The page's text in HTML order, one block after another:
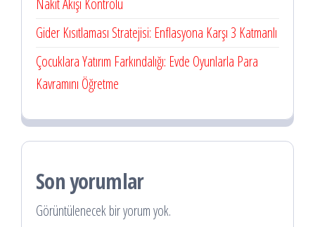
Nakit Akışı Kontrolü
Gider Kısıtlaması Stratejisi: Enflasyona Karşı 3 Katmanlı
Çocuklara Yatırım Farkındalığı: Evde Oyunlarla Para
Kavramını Öğretme
Son yorumlar
Görüntülenecek bir yorum yok.